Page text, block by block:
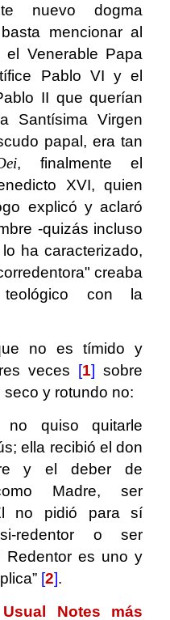
nuevo dogma
mencionar al
Venerable Papa
Pablo VI y el
II que querían
Santísima Virgen
papal, era tan
, finalmente el
XVI, quien
explicó y aclaró
-quizás incluso
ha caracterizado,
creaba
con la
no es tímido y
veces
[1] sobre
y rotundo no:
no quiso quitarle
ella recibió el don
y el deber de
Madre, ser
no pidió para sí
redentor o ser
Redentor es uno y
[2].
Notes más